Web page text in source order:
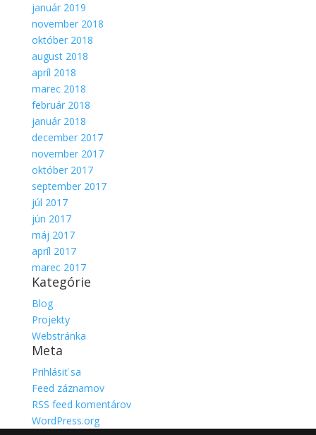
január 2019
november 2018
október 2018
august 2018
apríl 2018
marec 2018
február 2018
január 2018
december 2017
november 2017
október 2017
september 2017
júl 2017
jún 2017
máj 2017
apríl 2017
marec 2017
Kategórie
Blog
Projekty
Webstránka
Meta
Prihlásiť sa
Feed záznamov
RSS feed komentárov
WordPress.org